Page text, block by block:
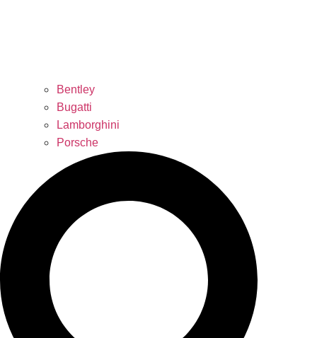
Bentley
Bugatti
Lamborghini
Porsche